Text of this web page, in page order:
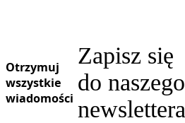
Otrzymuj
wszystkie
wiadomości
Zapisz się
do naszego
newslettera